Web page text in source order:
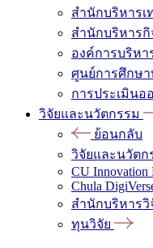
สำนักบริหารเ
สำนักบริหาร
องค์การบริห
ศูนย์การศึกษา
การประเมินอ
วิจัยและนวัตกรรม
ย้อนกลับ
วิจัยและนวัตก
CU Innovation
Chula
สำนักบริหารวิ
ทุนวิจัย